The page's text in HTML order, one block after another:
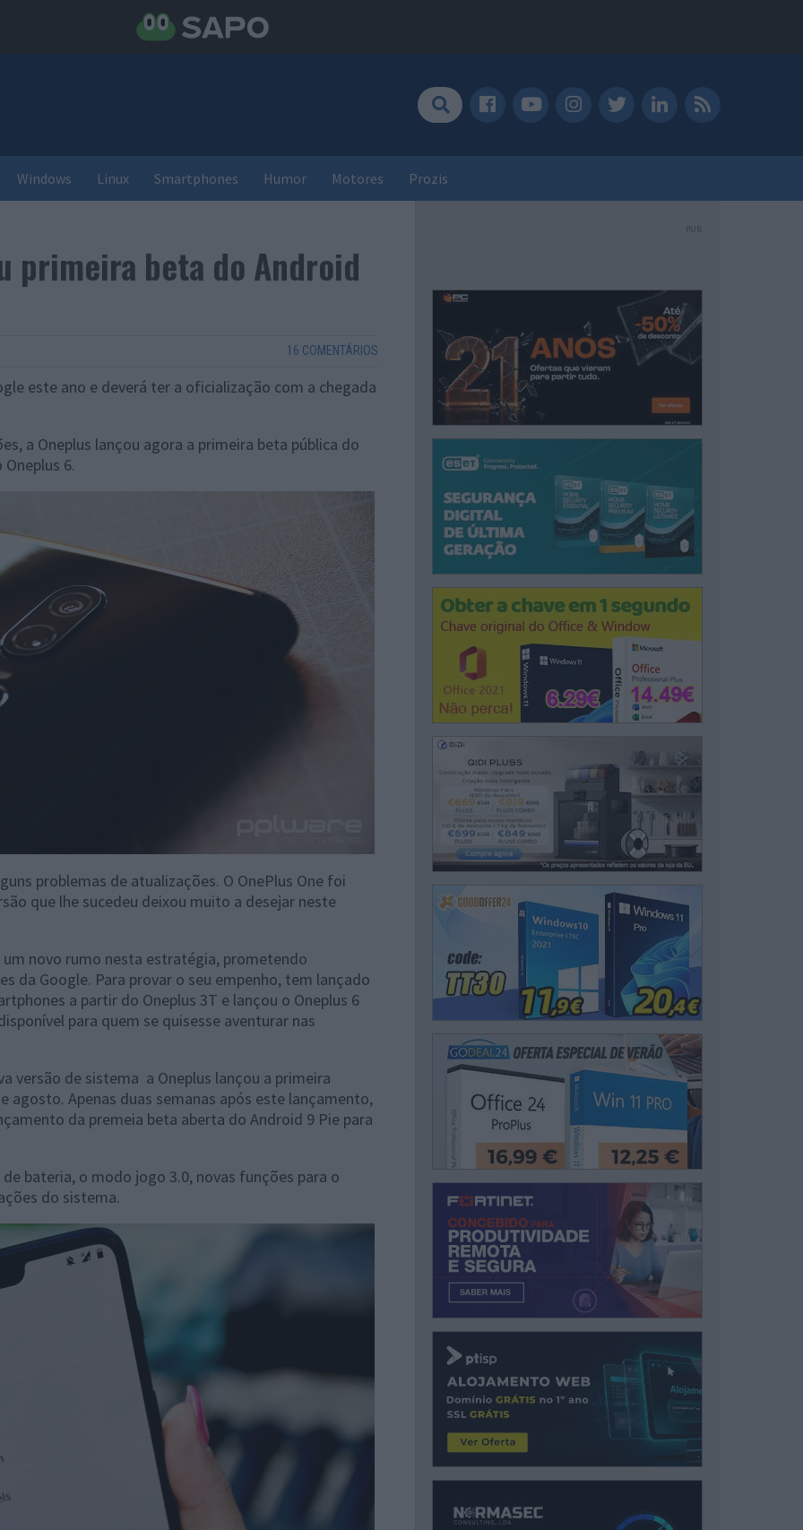
Windows Linux Smartphones Humor Motores Prozis
primeira beta do Android
16 COMENTÁRIOS
este ano e deverá ter a oficialização com a chegada
a Oneplus lançou agora a primeira beta pública do
6.
problemas de atualizações. O OnePlus One foi
que lhe sucedeu deixou muito a desejar neste
novo rumo nesta estratégia, prometendo
da Google. Para provar o seu empenho, tem lançado
a partir do Oneplus 3T e lançou o Oneplus 6
para quem se quisesse aventurar nas
versão de sistema a Oneplus lançou a primeira
Apenas duas semanas após este lançamento,
da premeia beta aberta do Android 9 Pie para
bateria, o modo jogo 3.0, novas funções para o
do sistema.
PUB